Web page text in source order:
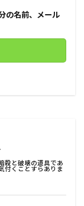
の名前、メール